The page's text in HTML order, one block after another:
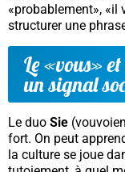
«probablement», «il
structurer une
Le «vous»
un signal
Le duo Sie
fort. On peut
la culture se joue